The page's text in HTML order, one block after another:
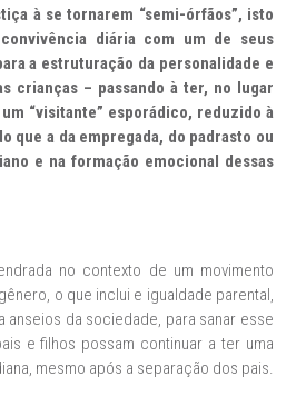
à se tornarem “semi-órfãos”, isto
diária com um de seus
a estruturação da personalidade e
crianças – passando à ter, no lugar
“visitante” esporádico, reduzido à
que a da empregada, do padrasto ou
e na formação emocional dessas
no contexto de um movimento
o que inclui e igualdade parental,
anseios da sociedade, para sanar esse
e filhos possam continuar a ter uma
mesmo após a separação dos pais.